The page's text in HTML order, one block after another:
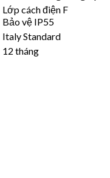
Lớp cách điện F
Bảo vệ IP55
Italy Standard
12 tháng